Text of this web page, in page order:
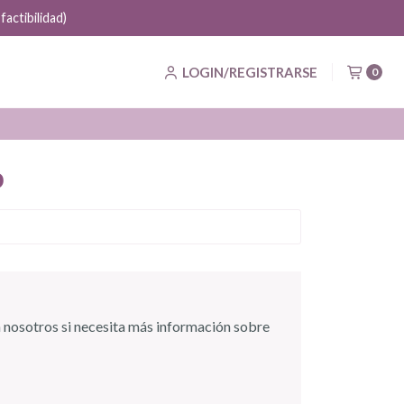
LOGIN/REGISTRARSE 0
si necesita más información sobre